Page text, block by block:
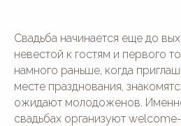
Свадьба начинается еще до
невестой к гостям и первого
намного раньше, когда
месте празднования,
ожидают молодоженов.
свадьбах организуют